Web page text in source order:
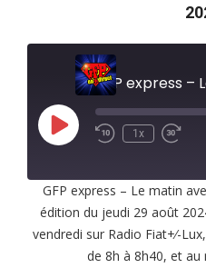
GFP express –
Play
Episode
1x
RSS FEED
SHARE
GFP express – Le matin
édition du jeudi 29 août
vendredi sur Radio Fiat+⁄-
de 8h à 8h40, et